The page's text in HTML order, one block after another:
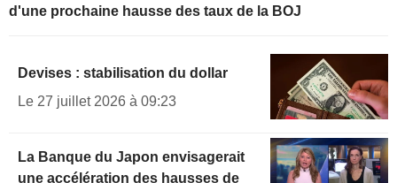
d'une prochaine hausse des taux de la BOJ
Devises : stabilisation du dollar
Le 27 juillet 2026 à 09:23
La Banque du Japon envisagerait
une accélération des hausses de